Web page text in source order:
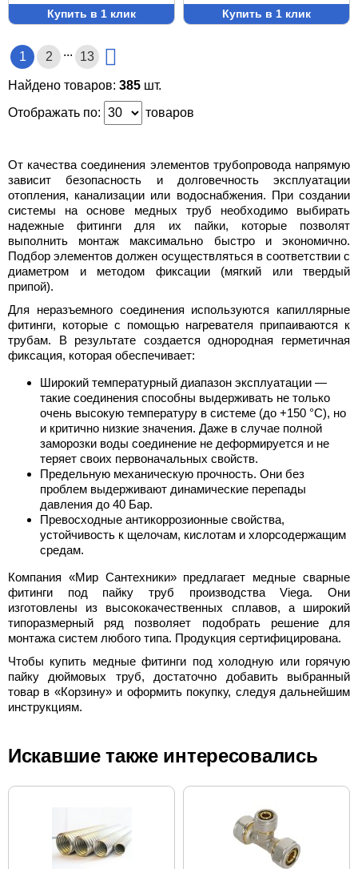
Купить в 1 клик Купить в 1 клик
1 2 ... 13
Найдено товаров: 385 шт.
Отображать по:
товаров
От качества соединения элементов трубопровода напрямую
зависит безопасность и долговечность эксплуатации
отопления, канализации или водоснабжения. При создании
системы на основе медных труб необходимо выбирать
надежные фитинги для их пайки, которые позволят
выполнить монтаж максимально быстро и экономично.
Подбор элементов должен осуществляться в соответствии с
диаметром и методом фиксации (мягкий или твердый
припой).
Для неразъемного соединения используются капиллярные
фитинги, которые с помощью нагревателя припаиваются к
трубам. В результате создается однородная герметичная
фиксация, которая обеспечивает:
Широкий температурный диапазон эксплуатации —
такие соединения способны выдерживать не только
очень высокую температуру в системе (до +150 °С), но
и критично низкие значения. Даже в случае полной
заморозки воды соединение не деформируется и не
теряет своих первоначальных свойств.
Предельную механическую прочность. Они без
проблем выдерживают динамические перепады
давления до 40 Бар.
Превосходные антикоррозионные свойства,
устойчивость к щелочам, кислотам и хлорсодержащим
средам.
Компания «Мир Сантехники» предлагает медные сварные
фитинги под пайку труб производства Viega. Они
изготовлены из высококачественных сплавов, а широкий
типоразмерный ряд позволяет подобрать решение для
монтажа систем любого типа. Продукция сертифицирована.
Чтобы купить медные фитинги под холодную или горячую
пайку дюймовых труб, достаточно добавить выбранный
товар в «Корзину» и оформить покупку, следуя дальнейшим
инструкциям.
Искавшие также интересовались